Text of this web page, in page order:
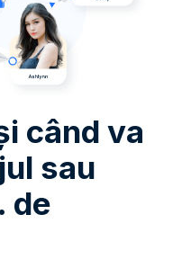
când va
sau
de